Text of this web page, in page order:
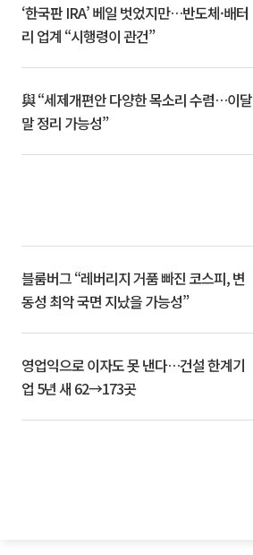
‘한국판 IRA’ 베일 벗었지만…반도체·배터
리 업계 “시행령이 관건”
與 “세제개편안 다양한 목소리 수렴…이달
말 정리 가능성”
블룸버그 “레버리지 거품 빠진 코스피, 변
동성 최악 국면 지났을 가능성”
영업익으로 이자도 못 낸다…건설 한계기
업 5년 새 62→173곳